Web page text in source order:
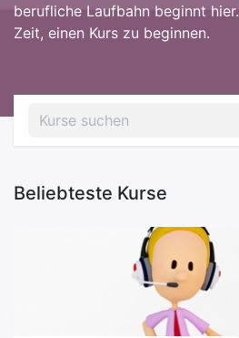
berufliche Laufbahn beginnt hier.
Zeit, einen Kurs zu beginnen.
Beliebteste Kurse